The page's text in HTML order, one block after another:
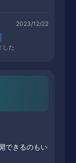
2023/12/22
した
できるのもい